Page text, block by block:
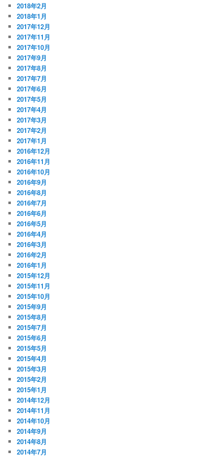
2018年2月
2018年1月
2017年12月
2017年11月
2017年10月
2017年9月
2017年8月
2017年7月
2017年6月
2017年5月
2017年4月
2017年3月
2017年2月
2017年1月
2016年12月
2016年11月
2016年10月
2016年9月
2016年8月
2016年7月
2016年6月
2016年5月
2016年4月
2016年3月
2016年2月
2016年1月
2015年12月
2015年11月
2015年10月
2015年9月
2015年8月
2015年7月
2015年6月
2015年5月
2015年4月
2015年3月
2015年2月
2015年1月
2014年12月
2014年11月
2014年10月
2014年9月
2014年8月
2014年7月